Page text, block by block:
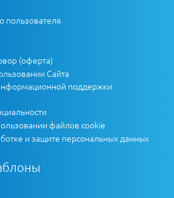
пользователя
(оферта)
Сайта
поддержки
файлов cookie
и защите персональных данных